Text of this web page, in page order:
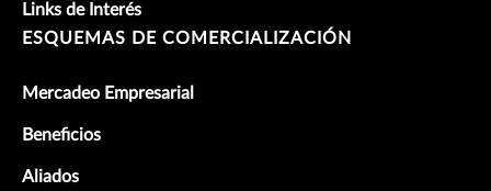
Links de Interés
ESQUEMAS DE COMERCIALIZACIÓN
Mercadeo Empresarial
Beneficios
Aliados